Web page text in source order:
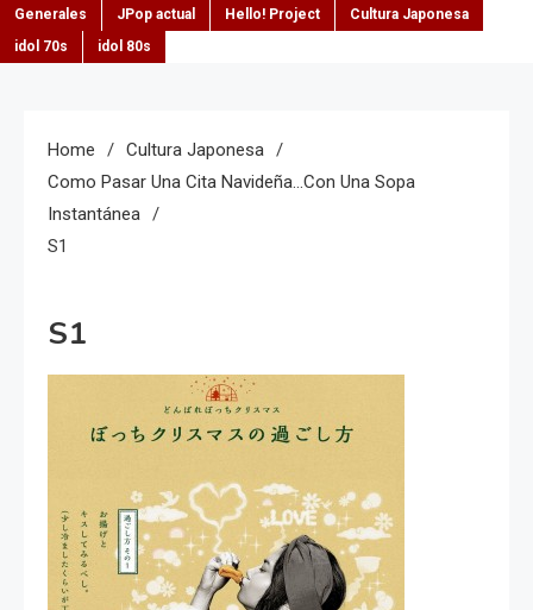
Generales
JPop actual Hello! Project
Cultura Japonesa
idol 70s
idol 80s
Home
Cultura Japonesa
Como Pasar Una Cita Navideña…con Una Sopa
Instantánea
S1
S1